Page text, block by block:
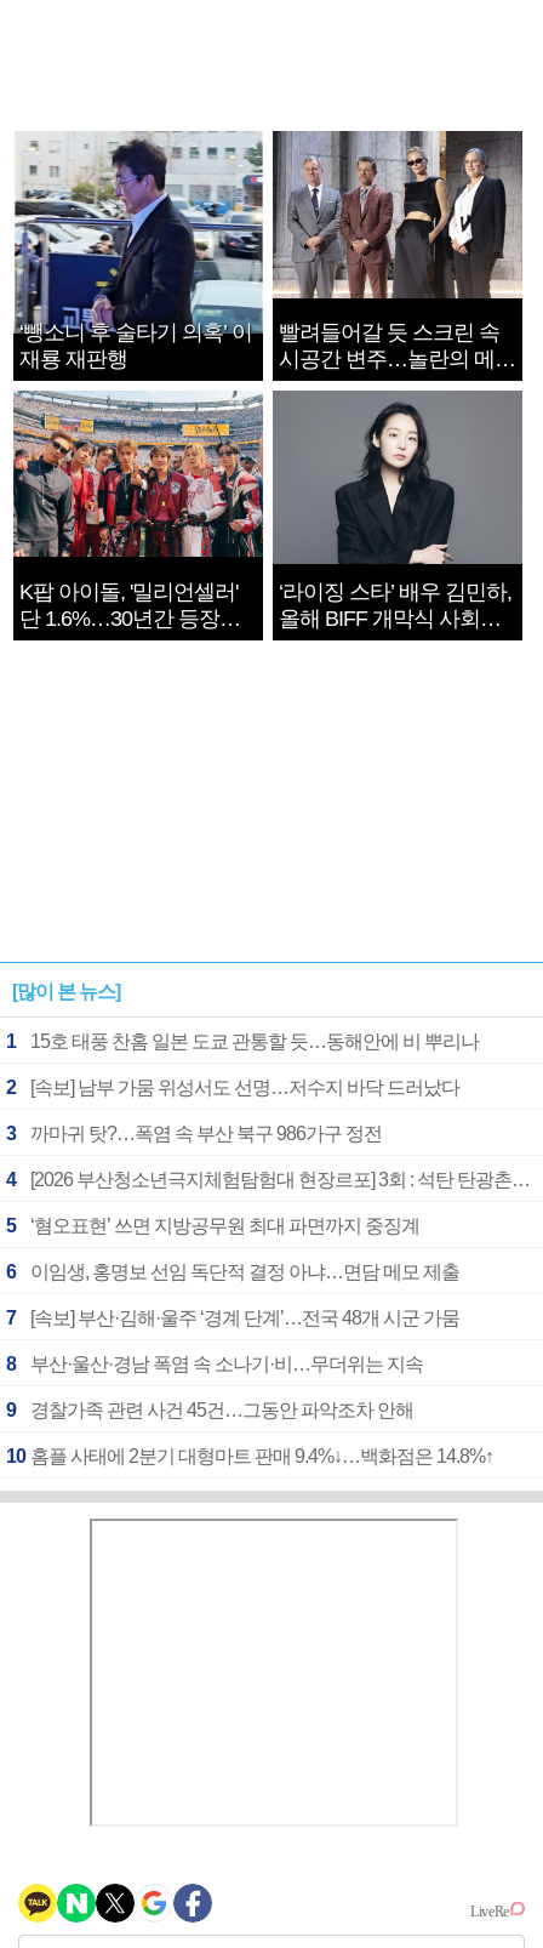
‘뺑소니 후 술타기 의혹’ 이
재룡 재판행
빨려들어갈 듯 스크린 속
시공간 변주…놀란의 메시
지는 ‘전쟁 속죄’
K팝 아이돌, '밀리언셀러'
단 1.6%…30년간 등장
1182개팀 전수조사
‘라이징 스타’ 배우 김민하,
올해 BIFF 개막식 사회자
확정
[많이 본 뉴스]
1 15호 태풍 찬홈 일본 도쿄 관통할 듯…동해안에 비 뿌리나
2 [속보] 남부 가뭄 위성서도 선명…저수지 바닥 드러났다
3 까마귀 탓?…폭염 속 부산 북구 986가구 정전
4 [2026 부산청소년극지체험탐험대 현장르포] 3회 : 석탄 탄광촌에서 북극 연구의 중심지로
5 ‘혐오표현’ 쓰면 지방공무원 최대 파면까지 중징계
6 이임생, 홍명보 선임 독단적 결정 아냐…면담 메모 제출
7 [속보] 부산·김해·울주 ‘경계 단계’…전국 48개 시군 가뭄
8 부산·울산·경남 폭염 속 소나기·비…무더위는 지속
9 경찰가족 관련 사건 45건…그동안 파악조차 안해
10 홈플 사태에 2분기 대형마트 판매 9.4%↓…백화점은 14.8%↑